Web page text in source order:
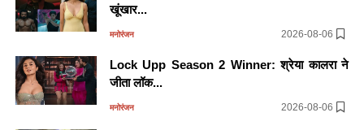
खूंखार...
मनोरंजन 2026-08-06
Lock Upp Season 2 Winner: श्रेया कालरा ने
जीता लॉक...
मनोरंजन 2026-08-06